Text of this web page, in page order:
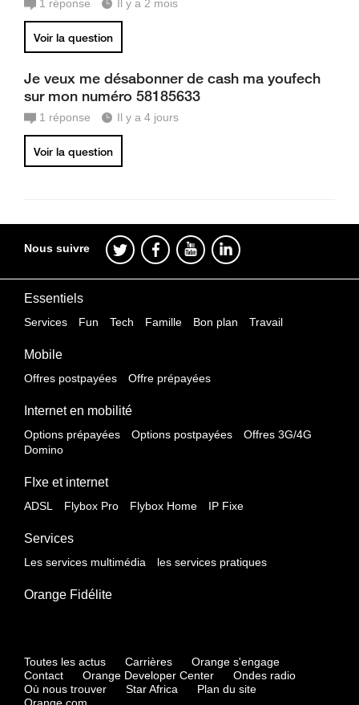
1 réponse Il y a 2 mois
Voir la question
Je veux me désabonner de cash ma youfech
sur mon numéro 58185633
1 réponse Il y a 4 jours
Voir la question
Nous suivre
Essentiels
Services Fun Tech Famille Bon plan Travail
Mobile
Offres postpayées Offre prépayées
Internet en mobilité
Options prépayées Options postpayées
Offres 3G/4G
Domino
FIxe et internet
ADSL Flybox Pro Flybox Home IP Fixe
Services
Les services multimédia les services pratiques
Orange Fidélite
Toutes les actus Carrières
Orange s'engage
Contact
Orange Developer Center
Ondes radio
Où nous trouver
Star Africa
Plan du site